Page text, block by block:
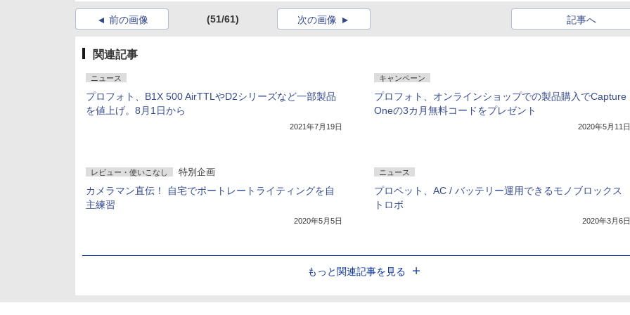
前の画像 (51/61) 記事へ
次の画像
関連記事
ニュース
プロフォト、B1X 500 AirTTLやD2シリーズなど一部製品
を値上げ。8月1日から
2021年7月19日
キャンペーン
プロフォト、オンラインショップでの製品購入でCapture
Oneの3カ月無料コードをプレゼント
2020年5月11日
レビュー・使いこなし 特別企画
カメラマン直伝！ 自宅でポートレートライティングを自
主練習
2020年5月5日
ニュース
プロペット、AC / バッテリー運用できるモノブロックス
トロボ
2020年3月6日
もっと関連記事を見る